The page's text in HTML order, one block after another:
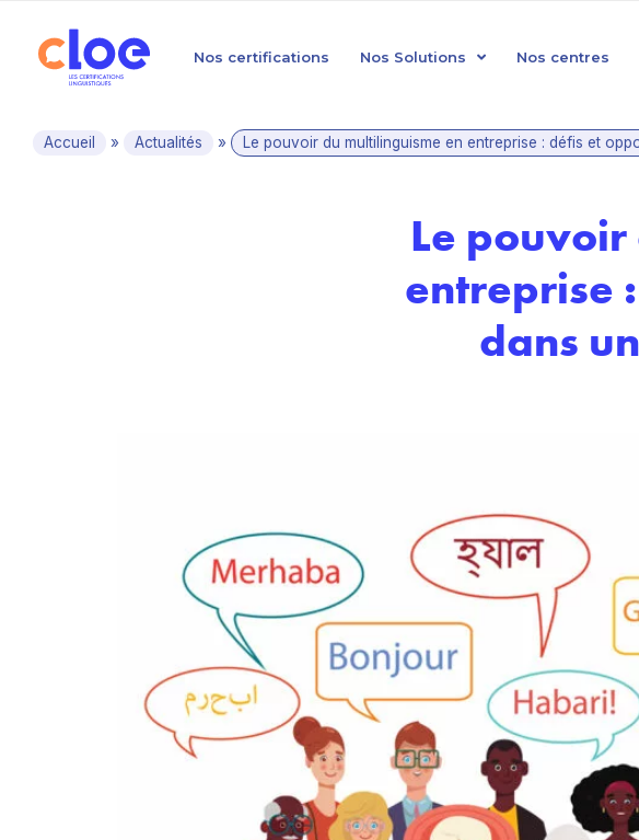
Nos certifications Nos Solutions Nos centres
Accueil » Actualités » Le pouvoir du multilinguisme en entreprise : défis et
Le
entreprise
dans